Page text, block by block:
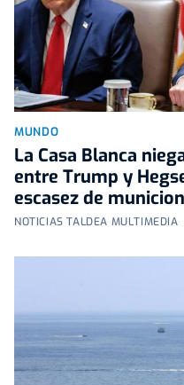
MUNDO
La Casa Blanca
entre Trump y
escasez de
NOTICIAS TALDEA MULTIMEDIA